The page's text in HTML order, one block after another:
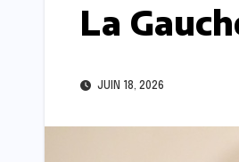
La
JUIN 18, 2026